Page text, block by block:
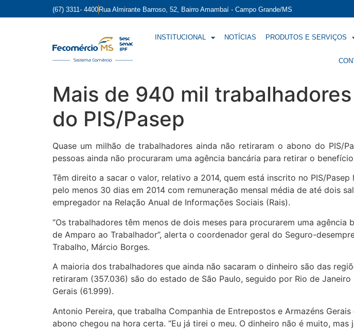
(67) 3311- 4400 Rua Almirante Barroso, 52, Bairro Amambaí - Campo Grande/MS
INSTITUCIONAL NOTÍCIAS PRODUTOS E SERVIÇOS
Mais de 940 mil
do PIS/Pasep
Quase um milhão de trabalhadores ainda não retiraram o abono do
pessoas ainda não procuraram uma agência bancária para retirar o
Têm direito a sacar o valor, relativo a 2014, quem está inscrito no PIS/
pelo menos 30 dias em 2014 com remuneração mensal média de até dois
empregador na Relação Anual de Informações Sociais (Rais).
“Os trabalhadores têm menos de dois meses para procurarem uma
de Amparo ao Trabalhador”, alerta o coordenador geral do Seguro-
Trabalho, Márcio Borges.
A maioria dos trabalhadores que ainda não sacaram o dinheiro são das
retiraram (357.036) são do estado de São Paulo, seguido por Rio de
Gerais (61.999).
Antonio Pereira, que trabalha Companhia de Entrepostos e Armazéns
abono chegou na hora certa. “Eu já tirei o meu. O dinheiro não é muito,